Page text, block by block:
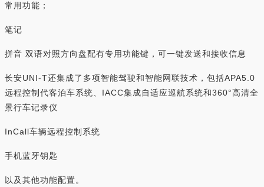
常用功能；
笔记
拼音 双语对照方向盘配有专用功能键，可一键发送和接收信息
长安UNI-T还集成了多项智能驾驶和智能网联技术，包括APA5.0
远程控制代客泊车系统、IACC集成自适应巡航系统和360°高清全
景行车记录仪
InCall车辆远程控制系统
手机蓝牙钥匙
以及其他功能配置。